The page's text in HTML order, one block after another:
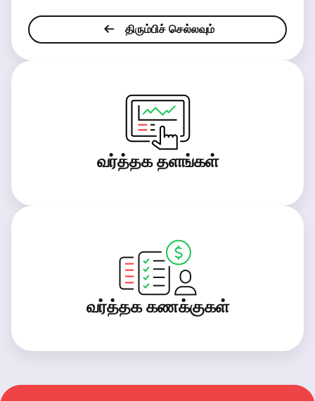
திரும்பிச் செல்லவும்
வர்த்தக தளங்கள்
வர்த்தக கணக்குகள்